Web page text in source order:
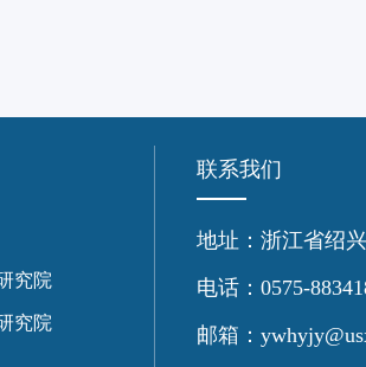
究院
究院
联系我们
地址：浙江省绍
电话：0575-
邮箱：